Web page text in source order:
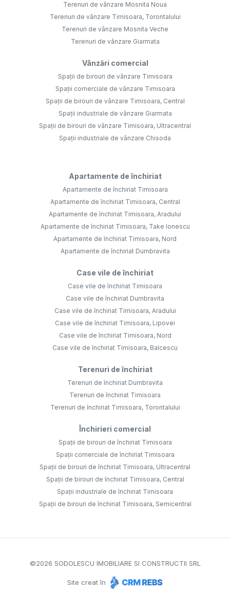
Terenuri de vânzare Mosnita Noua
Terenuri de vânzare Timisoara, Torontalului
Terenuri de vânzare Mosnita Veche
Terenuri de vânzare Giarmata
Vânzări comercial
Spații de birouri de vânzare Timisoara
Spații comerciale de vânzare Timisoara
Spații de birouri de vânzare Timisoara, Central
Spații industriale de vânzare Giarmata
Spații de birouri de vânzare Timisoara, Ultracentral
Spații industriale de vânzare Chisoda
Apartamente de închiriat
Apartamente de închiriat Timisoara
Apartamente de închiriat Timisoara, Central
Apartamente de închiriat Timisoara, Aradului
Apartamente de închiriat Timisoara, Take Ionescu
Apartamente de închiriat Timisoara, Nord
Apartamente de închiriat Dumbravita
Case vile de închiriat
Case vile de închiriat Timisoara
Case vile de închiriat Dumbravita
Case vile de închiriat Timisoara, Aradului
Case vile de închiriat Timisoara, Lipovei
Case vile de închiriat Timisoara, Nord
Case vile de închiriat Timisoara, Balcescu
Terenuri de închiriat
Terenuri de închiriat Dumbravita
Terenuri de închiriat Timisoara
Terenuri de închiriat Timisoara, Torontalului
Închirieri comercial
Spații de birouri de închiriat Timisoara
Spații comerciale de închiriat Timisoara
Spații de birouri de închiriat Timisoara, Ultracentral
Spații de birouri de închiriat Timisoara, Central
Spații industriale de închiriat Timisoara
Spații de birouri de închiriat Timisoara, Semicentral
©2026 SODOLESCU IMOBILIARE SI CONSTRUCTII SRL
Site creat în